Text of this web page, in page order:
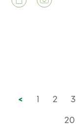
< 1 2 3
20